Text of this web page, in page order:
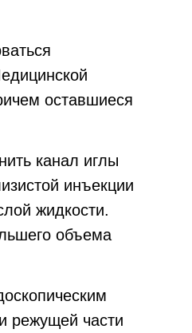
оставшиеся
канал иглы
инъекции
жидкости.
объема
режущей части